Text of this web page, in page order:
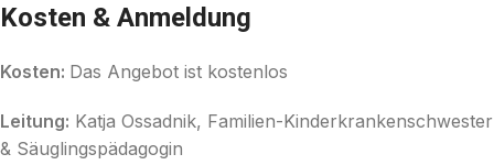
Kosten & Anmeldung
Kosten: Das Angebot ist kostenlos
Leitung: Katja Ossadnik, Familien-Kinderkrankenschwester
& Säuglingspädagogin